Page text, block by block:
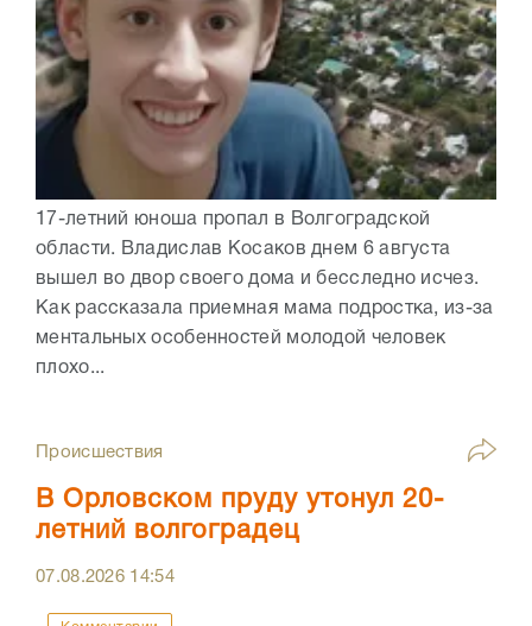
17-летний юноша пропал в Волгоградской
области. Владислав Косаков днем 6 августа
вышел во двор своего дома и бесследно исчез.
Как рассказала приемная мама подростка, из-за
ментальных особенностей молодой человек
плохо...
Происшествия
В Орловском пруду утонул 20-
летний волгоградец
07.08.2026 14:54